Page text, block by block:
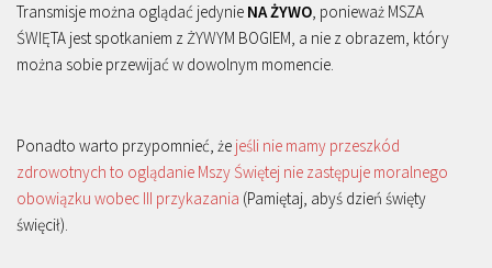
Transmisje można oglądać jedynie NA ŻYWO, ponieważ MSZA
ŚWIĘTA jest spotkaniem z ŻYWYM BOGIEM, a nie z obrazem, który
można sobie przewijać w dowolnym momencie.
Ponadto warto przypomnieć, że jeśli nie mamy przeszkód
zdrowotnych to oglądanie Mszy Świętej nie zastępuje moralnego
obowiązku wobec III przykazania (Pamiętaj, abyś dzień święty
święcił).